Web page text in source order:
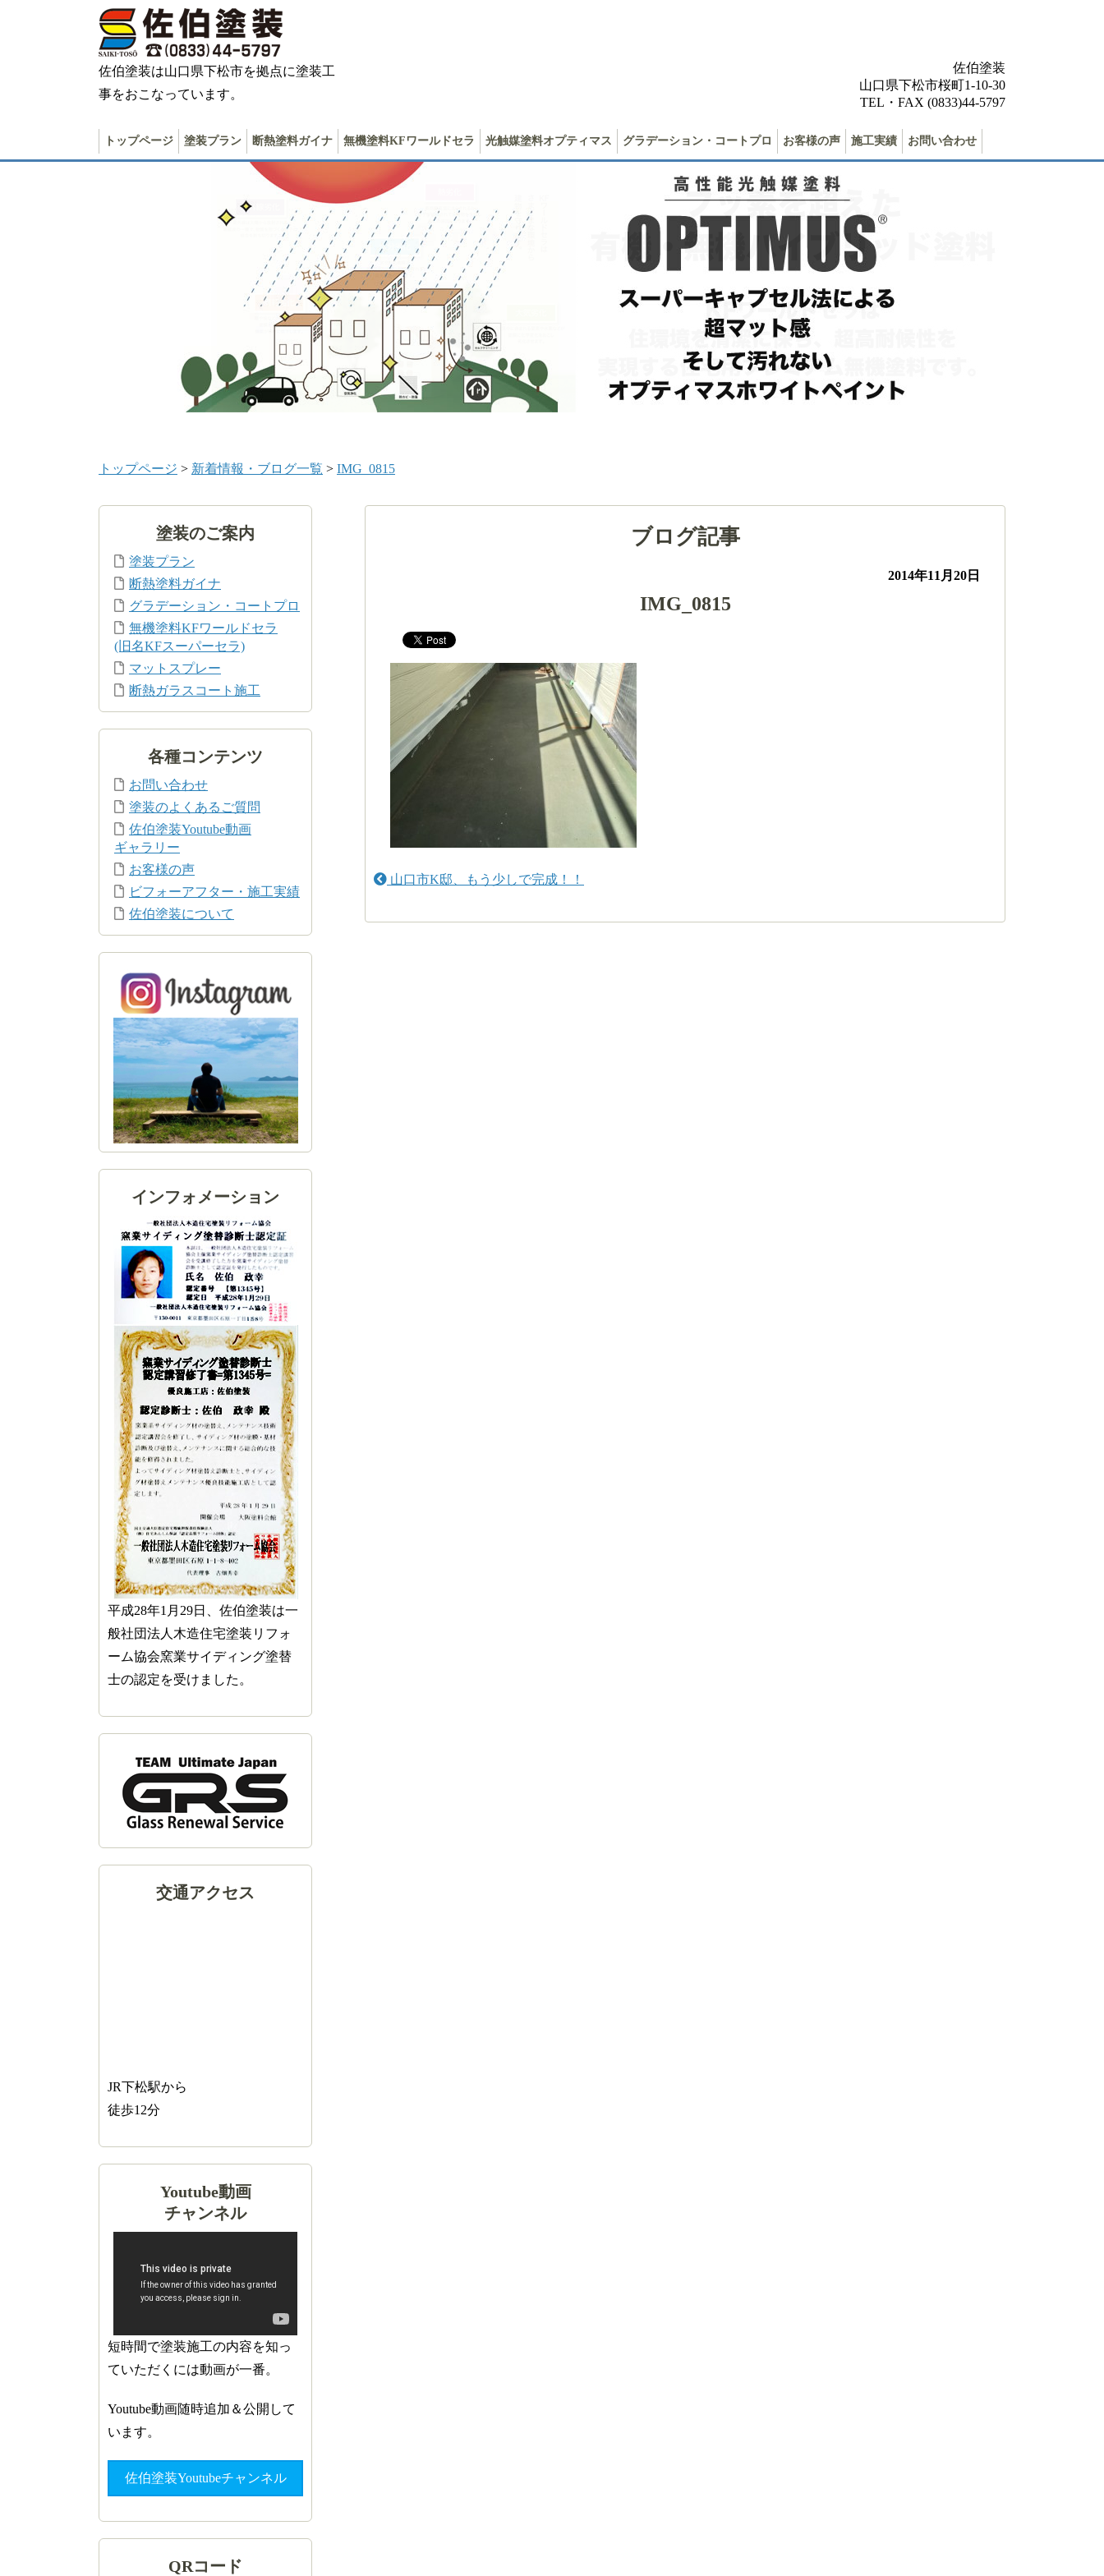
佐伯塗装は山口県下松市を拠点に塗装工
事をおこなっています。
佐伯塗装
山口県下松市桜町1-10-30
TEL・FAX (0833)44-5797
トップページ 塗装プラン 断熱塗料ガイナ 無機塗料KFワールドセラ 光触媒塗料オプティマス グラデーション・コートプロ お客様の声 施工実績 お問い合わせ
トップページ > 新着情報・ブログ一覧 > IMG_0815
ブログ記事
2014年11月20日
IMG_0815
山口市K邸、もう少しで完成！！
塗装のご案内
塗装プラン
断熱塗料ガイナ
グラデーション・コートプロ
無機塗料KFワールドセラ
(旧名KFスーパーセラ)
マットスプレー
断熱ガラスコート施工
各種コンテンツ
お問い合わせ
塗装のよくあるご質問
佐伯塗装Youtube動画
ギャラリー
お客様の声
ビフォーアフター・施工実績
佐伯塗装について
インフォメーション
平成28年1月29日、佐伯塗装は一
般社団法人木造住宅塗装リフォ
ーム協会窯業サイディング塗替
士の認定を受けました。
交通アクセス
JR下松駅から
徒歩12分
Youtube動画
チャンネル
短時間で塗装施工の内容を知っ
ていただくには動画が一番。
Youtube動画随時追加＆公開して
います。
佐伯塗装Youtubeチャンネル
QRコード